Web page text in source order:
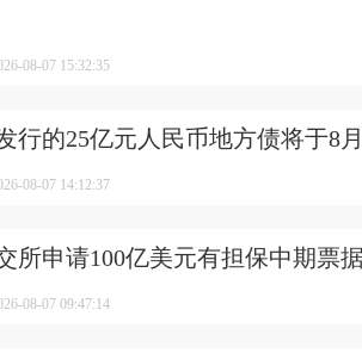
08-07 15:32:35
行的25亿元人民币地方债将于8
08-07 14:12:37
所申请100亿美元有担保中期票
08-07 09:47:14